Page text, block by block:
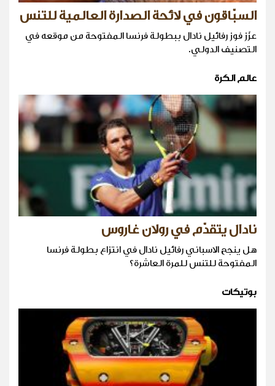
السبّاقون في لائحة الصدارة العالمية للتنس
عزّز فوز رفائيل نادال ببطولة فرنسا المفتوحة من موقعه في
التصنيف الدولي.
عالم الكرة
نادال يتقدّم في رولان غاروس
هل ينجح الاسباني رفائيل نادال في انتزاع بطولة فرنسا
المفتوحة للتنس للمرة العاشرة؟
بوتيكات